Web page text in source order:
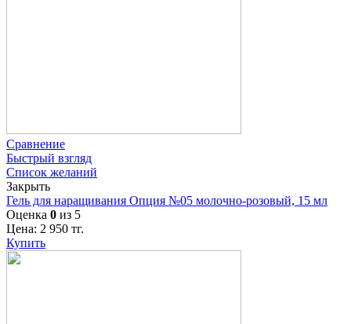
Сравнение
Быстрый взгляд
Список желаний
Закрыть
Гель для наращивания Опция №05 молочно-розовый, 15 мл
Оценка 0 из 5
Цена: 2 950 тг.
Купить